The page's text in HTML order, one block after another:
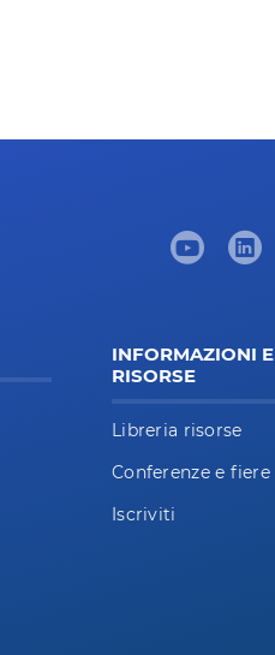
INFORMAZIONI E
RISORSE
Libreria risorse
Conferenze e fiere
Iscriviti